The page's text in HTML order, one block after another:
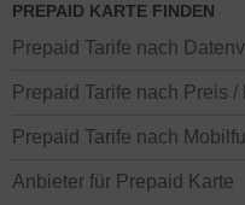
PREPAID KARTE FINDEN
Prepaid Tarife nach
Prepaid Tarife nach Preis /
Prepaid Tarife nach
Anbieter für Prepaid Karte